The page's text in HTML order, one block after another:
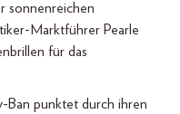
sonnenreichen
Marktführer Pearle
für das
Ban punktet durch ihren